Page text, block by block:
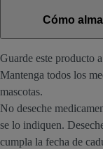
Cómo
Guarde este producto
Mantenga todos los
mascotas.
No deseche
se lo indiquen.
cumpla la fecha de